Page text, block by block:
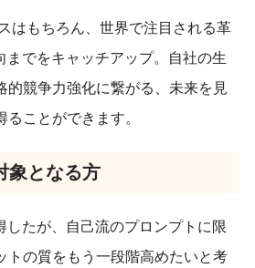
はもちろん、世界で注目される革
までをキャッチアップ。自社の生
的競争力強化に繋がる、未来を見
ことができます。
象となる方
したが、自己流のプロンプトに限
トの質をもう一段階高めたいと考